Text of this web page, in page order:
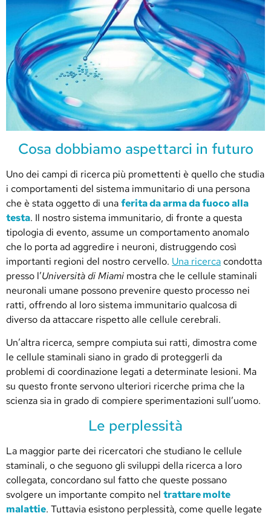
Cosa dobbiamo aspettarci in futuro
Uno dei campi di ricerca più promettenti è quello che studia
i comportamenti del sistema immunitario di una persona
che è stata oggetto di unaferita da arma da fuoco alla
testa. Il nostro sistema immunitario, di fronte a questa
tipologia di evento, assume un comportamento anomalo
che lo porta ad aggredire i neuroni, distruggendo così
importanti regioni del nostro cervello. Una ricercacondotta
presso l’Università di Miami mostra che le cellule staminali
neuronali umane possono prevenire questo processo nei
ratti, offrendo al loro sistema immunitario qualcosa di
diverso da attaccare rispetto alle cellule cerebrali.
Un’altra ricerca, sempre compiuta sui ratti, dimostra come
le cellule staminali siano in grado di proteggerli da
problemi di coordinazione legati a determinate lesioni. Ma
su questo fronte servono ulteriori ricerche prima che la
scienza sia in grado di compiere sperimentazioni sull’uomo.
Le perplessità
La maggior parte dei ricercatori che studiano le cellule
staminali, o che seguono gli sviluppi della ricerca a loro
collegata, concordano sul fatto che queste possano
svolgere un importante compito nel trattare molte
malattie. Tuttavia esistono perplessità, come quelle legate